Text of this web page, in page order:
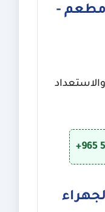
مطعم -
+965